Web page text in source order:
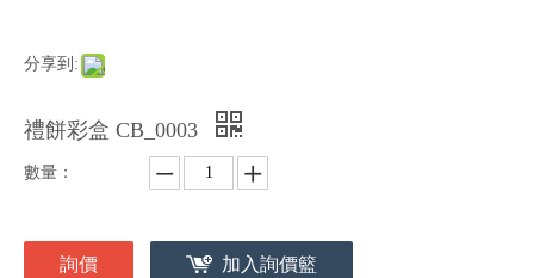
分享到:
禮餅彩盒 CB_0003
數量：
詢價 加入詢價籃